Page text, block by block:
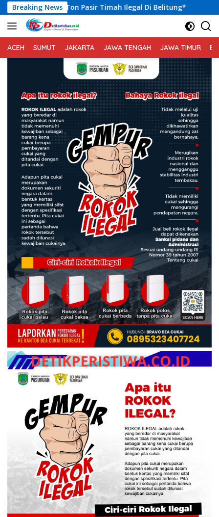
Langsung
ke
konten
Breaking News
Pasir Timah Ilegal Di Belitung* Kadis Kominfo
ACEH SUMUT JAKARTA JAWA TENGAH JAWA TIMUR